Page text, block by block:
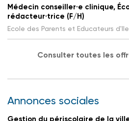
Médecin conseiller·e clinique,
rédacteur·trice (F/H)
Ecole des Parents et Educateurs
Consulter toutes les
Annonces sociales